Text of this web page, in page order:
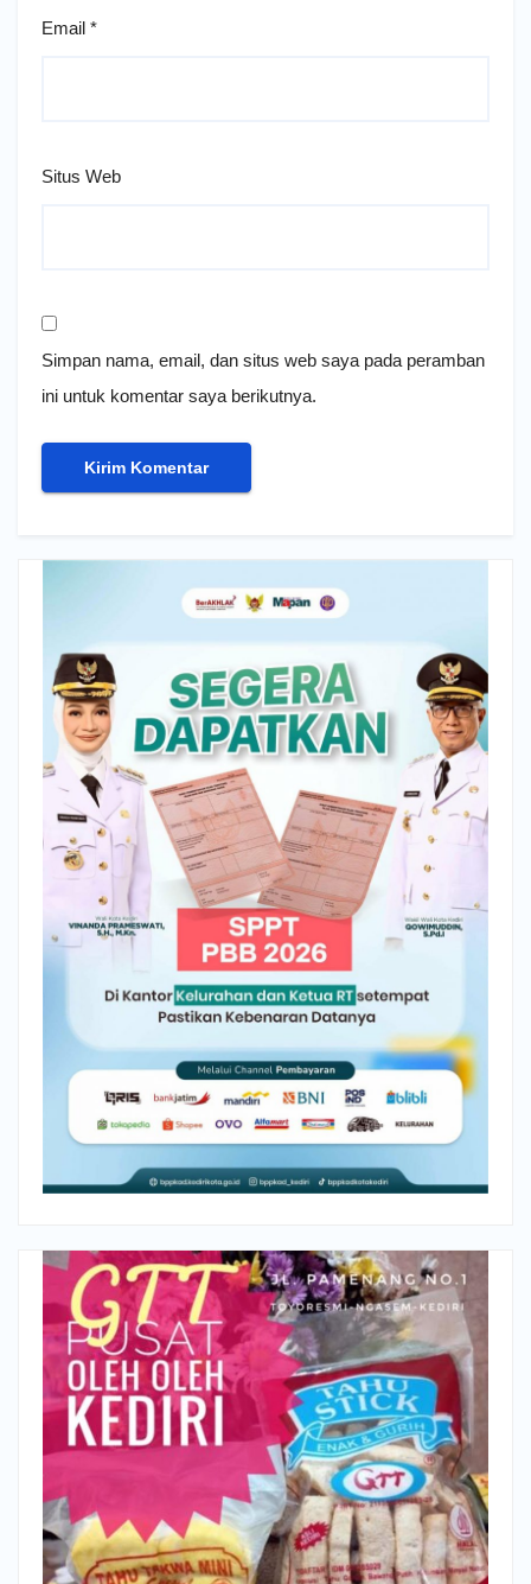
Email *
Situs Web
Simpan nama, email, dan situs web saya pada peramban
ini untuk komentar saya berikutnya.